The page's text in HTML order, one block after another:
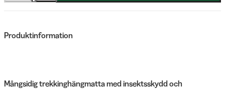
Produktinformation
Mångsidig trekkinghängmatta med insektsskydd och